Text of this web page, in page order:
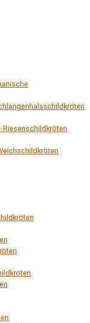
Riesenschildkröten